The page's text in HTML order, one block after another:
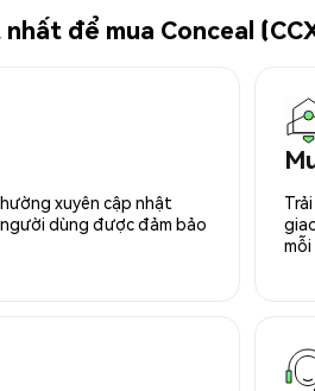
để mua Conceal
xuyên cập nhật
dùng được đảm bảo